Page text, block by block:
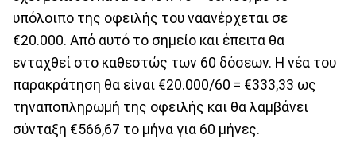
υπόλοιπο της οφειλής του ναανέρχεται σε
€20.000. Από αυτό το σημείο και έπειτα θα
ενταχθεί στο καθεστώς των 60 δόσεων. Η νέα του
παρακράτηση θα είναι €20.000/60 = €333,33 ως
τηναποπληρωμή της οφειλής και θα λαμβάνει
σύνταξη €566,67 το μήνα για 60 μήνες.